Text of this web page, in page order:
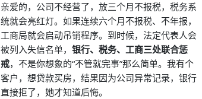
亲爱的，公司不经营了，放三个月不报税，税务系
统就会亮红灯。如果连续六个月不报税、不年报，
工商局就会启动吊销程序。到时候，法定代表人会
被列入失信名单， 银行、税务、工商三处联合惩
戒，不是你想象的“不管就完事”那么简单。我有个
客户，想贷款买房，结果因为公司异常记录，银行
直接拒了，她才知道后悔。